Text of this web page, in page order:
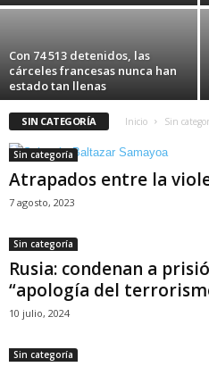
Con 74 513 detenidos, las
cárceles francesas nunca han
estado tan llenas
SIN CATEGORÍA Inicio Sin
Sin categoría
Atrapados entre la
7 agosto, 2023
Sin categoría
Rusia: condenan a
“apología del
10 julio, 2024
Sin categoría